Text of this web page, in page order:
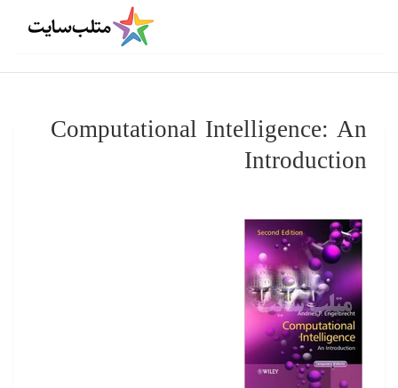
Computational Intelligence: An
Introduction